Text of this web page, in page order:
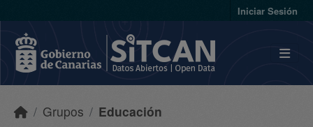
Iniciar Sesión
Grupos Educación